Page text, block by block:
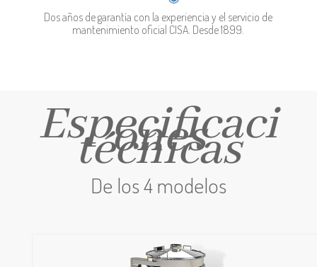
Dos años degarantía con la experiencia y el servicio de
mantenimiento oficial CISA. Desde 1899.
Especificaci
ones
técnicas
De los 4 modelos